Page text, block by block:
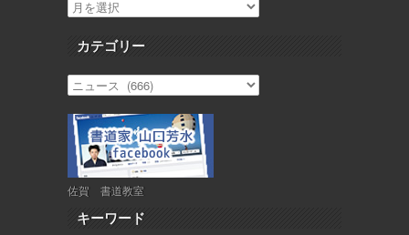
カテゴリー
佐賀 書道教室
キーワード